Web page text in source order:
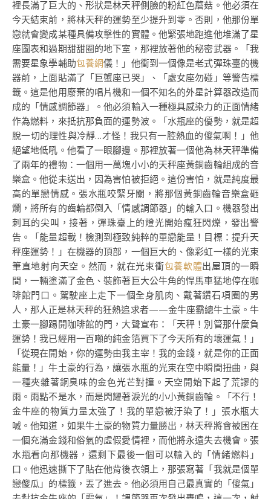
裡長滿了巨大的、形狀是林天秤側臉的粉紅色蘑菇。他必須在
今天結束前，將林天秤的運勢至少提升到零。否則，他那份單
戀就會變成某種具備攻擊性的實體。他緊張地跑進他堆滿了星
座圖表和過期甜甜圈的地下室，那裡放著他的秘密武器。「我
需要星象學輔助包養網儀！」他衝到一個像是老式彈珠臺的機
器前，上面貼滿了「巨蟹座已哭」、「處女座勿碰」等警告標
籤。這是他用廢棄的唱片機和一個不知名的外星計算器改造而
成的「情感調節器」。他必須輸入一種極具感染力的正面情緒
作為燃料，來抵抗那負面的運勢波。「水瓶座的優勢，就是超
脫一切的理性與冷靜…才怪！我只有一腔熱血的傻氣啊！」他
絕望地低吼。他看了一眼腳邊。那裡放著一個他為林天秤準備
了兩年的禮物：一個用一萬塊小小的天秤座黃銅齒輪組成的音
樂盒。他從未送出，因為害怕被拒絕。這份害怕，就是純度最
高的單戀情感。張水瓶咬緊牙關，將那個黃銅齒輪音樂盒砸
爛，將所有的齒輪都倒入「情感調節器」的輸入口。機器發出
刺耳的尖叫，接著，彈珠臺上的燈光開始瘋狂閃爍，發出警
告。「能量超載！檢測到極致純粹的單戀能量！目標：提升天
秤座運勢！」在機器的頂部，一個巨大的、像彩虹一樣的光束
筆直地射向天空。然而，就在光束衝包養軟體出屋頂的一瞬
間，一輛塗滿了金色、裝飾著巨大公牛角的悍馬車猛地停在咖
啡館門口。駕駛座上走下一個全身肌肉、戴著鑽石項圈的男
人，那人正是林天秤的狂熱追求者——金牛座霸總牛土豪。牛
土豪一腳踢開咖啡館的門，大聲宣布：「天秤！別管那什麼負
運勢！我已經用一百噸的純金箔買下了今天所有的壞運氣！」
「從現在開始，你的運勢由我主宰！我的金錢，就是你的正面
能量！」牛土豪的行為，讓張水瓶的光束在空中瞬間扭曲，與
一種夾雜著銅臭味的金色光芒對撞。天空開始下起了荒謬的
雨。雨點不是水，而是閃耀著淚光的小小黃銅齒輪。「不行！
金牛座的物質力量太強了！我的單戀被汙染了！」張水瓶大
喊。他知道，如果牛土豪的物質力量勝出，林天秤將會被困在
一個充滿金錢和俗氣的虛假愛情裡，而他將永遠失去機會。張
水瓶看向那機器，還剩下最後一個可以輸入的「情緒燃料」
口。他迅速撕下了貼在他背後衣領上，那張寫著「我就是個單
戀傻瓜」的標籤，丟了進去。他必須用自己最真實的「傻氣」